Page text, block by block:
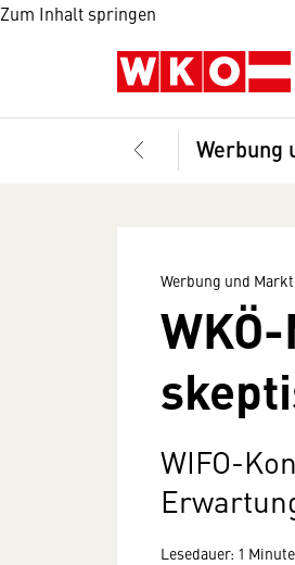
Zum Inhalt springen
Werbung und
WIFO-
Lesedauer: 1 Minute